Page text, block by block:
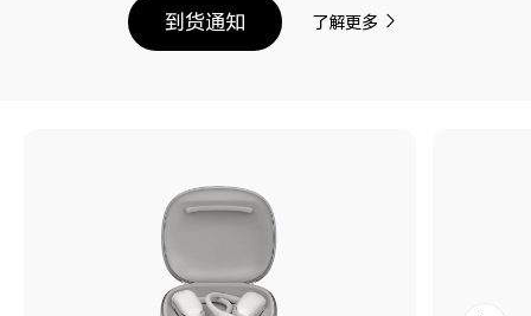
到货通知 了解更多